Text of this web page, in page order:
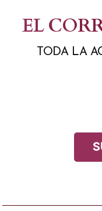
contenido
EL
TODA LA